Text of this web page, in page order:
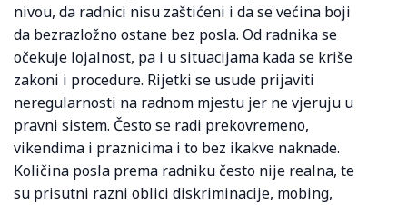
nivou, da radnici nisu zaštićeni i da se većina boji
da bezrazložno ostane bez posla. Od radnika se
očekuje lojalnost, pa i u situacijama kada se kriše
zakoni i procedure. Rijetki se usude prijaviti
neregularnosti na radnom mjestu jer ne vjeruju u
pravni sistem. Često se radi prekovremeno,
vikendima i praznicima i to bez ikakve naknade.
Količina posla prema radniku često nije realna, te
su prisutni razni oblici diskriminacije, mobing,